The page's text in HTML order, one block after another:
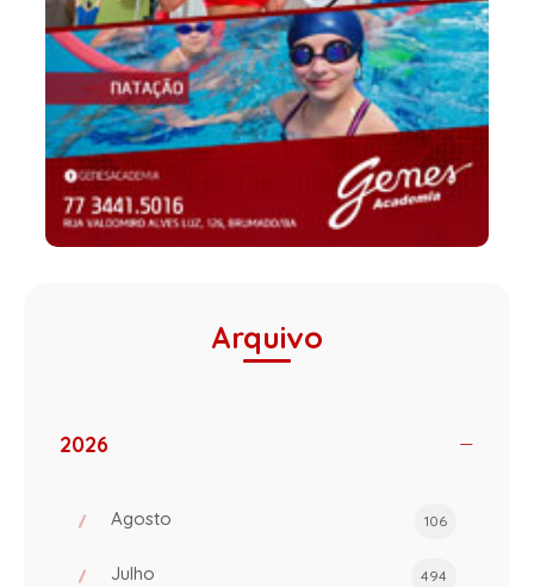
Arquivo
2026
Agosto 106
Julho 494